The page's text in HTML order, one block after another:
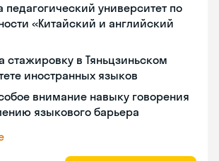
педагогический университет по
«Китайский и английский
стажировку в Тяньцзиньском
иностранных языков
внимание навыку говорения
языкового барьера